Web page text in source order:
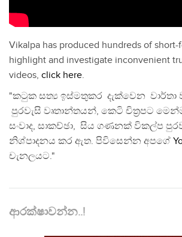
Vikalpa has produced hundreds of
highlight and investigate inconvenient
videos, click here.
"කටුක සත්‍ය ඉස්මතුකර දැක්වෙන වාර්තා
පුරවැසි වෘතාන්තයන්, කෙටි චිත්‍රපට
සංවාද, සාකච්ඡා, සිය ගණනක් විකල්ප
නිශ්පාදනය කර ඇත. පිවිසෙන්න අපගේ
චැනලයට."
ආරක්ෂාවන්න..!